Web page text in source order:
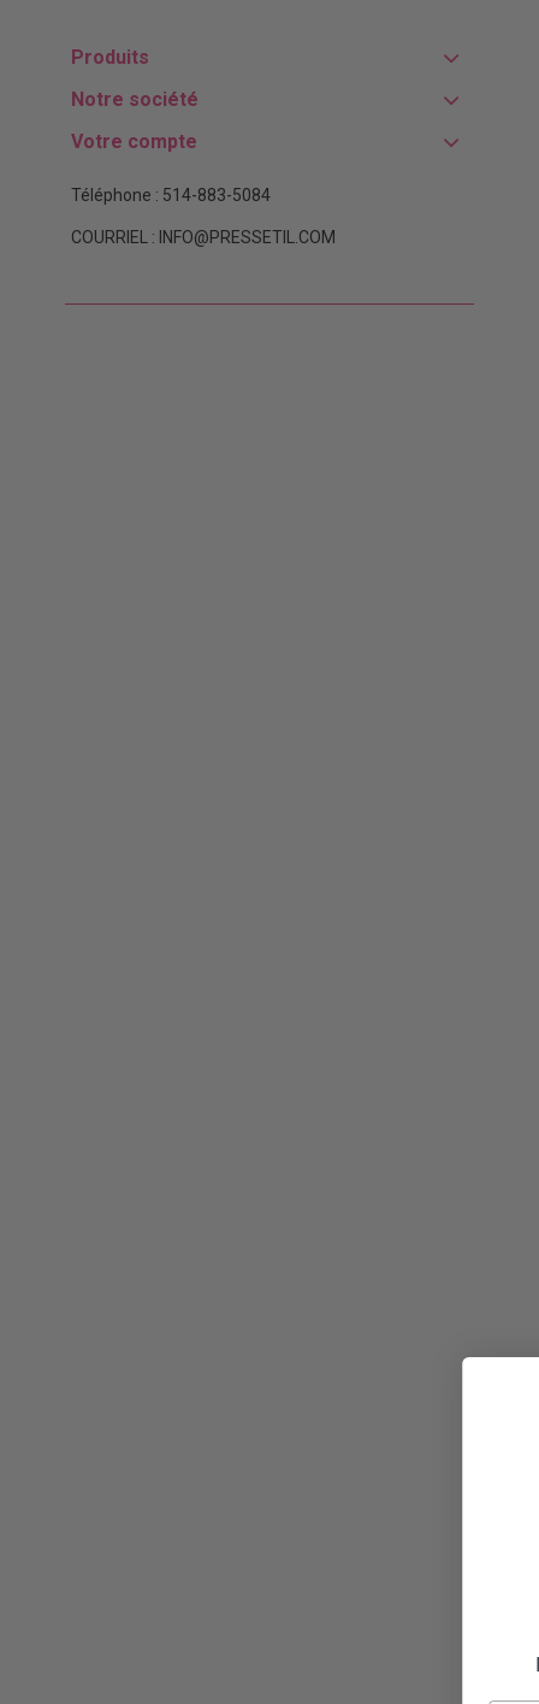
Produits
Notre société
Votre compte
Téléphone : 514-883-5084
COURRIEL : INFO@PRESSETIL.COM